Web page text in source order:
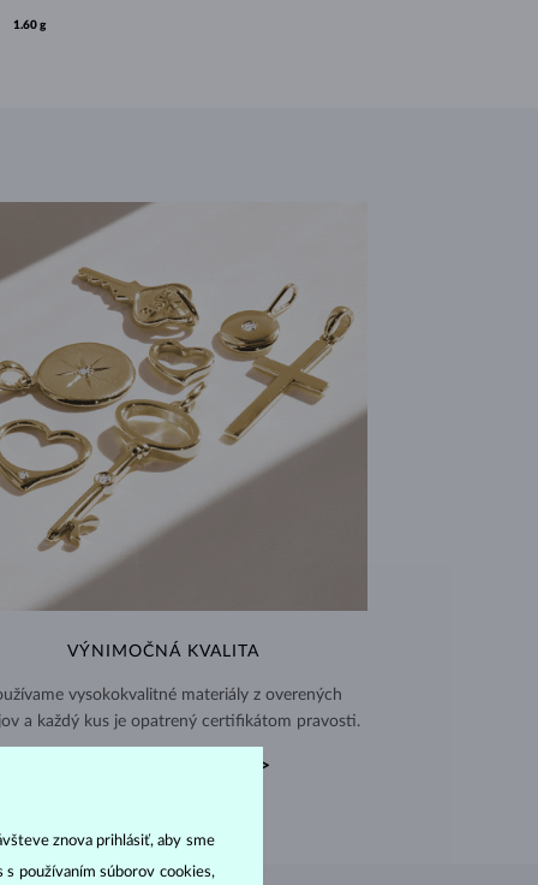
1.60 g
VÝNIMOČNÁ KVALITA
vysokokvalitné materiály z overených
a každý kus je opatrený certifikátom pravosti.
CERTIFIKÁTY PRAVOSTI >
znova prihlásiť, aby sme
s používaním súborov cookies,